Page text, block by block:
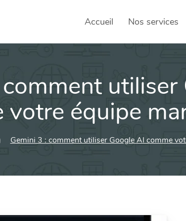
Accueil Nos services
SEO
Social
utiliser
votre équipe
Gemini 3 : comment utiliser Google AI comme